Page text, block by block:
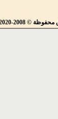
القرية الألكترونية في أبو ظبي